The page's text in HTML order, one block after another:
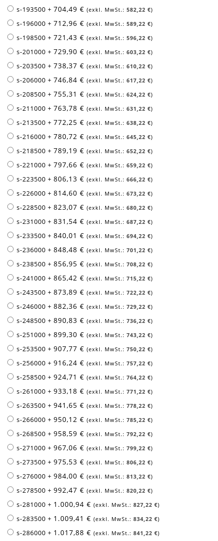
s-193500+704,49 € 582,22 €
s-196000+712,96 € 589,22 €
s-198500+721,43 € 596,22 €
s-201000+729,90 € 603,22 €
s-203500+738,37 € 610,22 €
s-206000+746,84 € 617,22 €
s-208500+755,31 € 624,22 €
s-211000+763,78 € 631,22 €
s-213500+772,25 € 638,22 €
s-216000+780,72 € 645,22 €
s-218500+789,19 € 652,22 €
s-221000+797,66 € 659,22 €
s-223500+806,13 € 666,22 €
s-226000+814,60 € 673,22 €
s-228500+823,07 € 680,22 €
s-231000+831,54 € 687,22 €
s-233500+840,01 € 694,22 €
s-236000+848,48 € 701,22 €
s-238500+856,95 € 708,22 €
s-241000+865,42 € 715,22 €
s-243500+873,89 € 722,22 €
s-246000+882,36 € 729,22 €
s-248500+890,83 € 736,22 €
s-251000+899,30 € 743,22 €
s-253500+907,77 € 750,22 €
s-256000+916,24 € 757,22 €
s-258500+924,71 € 764,22 €
s-261000+933,18 € 771,22 €
s-263500+941,65 € 778,22 €
s-266000+950,12 € 785,22 €
s-268500+958,59 € 792,22 €
s-271000+967,06 € 799,22 €
s-273500+975,53 € 806,22 €
s-276000+984,00 € 813,22 €
s-278500+992,47 € 820,22 €
s-281000+ 1.000,94 € 827,22 €
s-283500+ 1.009,41 € 834,22 €
s-286000+ 1.017,88 € 841,22 €